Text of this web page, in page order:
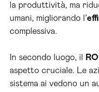
la produttività, ma
umani, migliorando l’
complessiva.
In secondo luogo, il ROI
aspetto cruciale. Le
sistema ai vedono un